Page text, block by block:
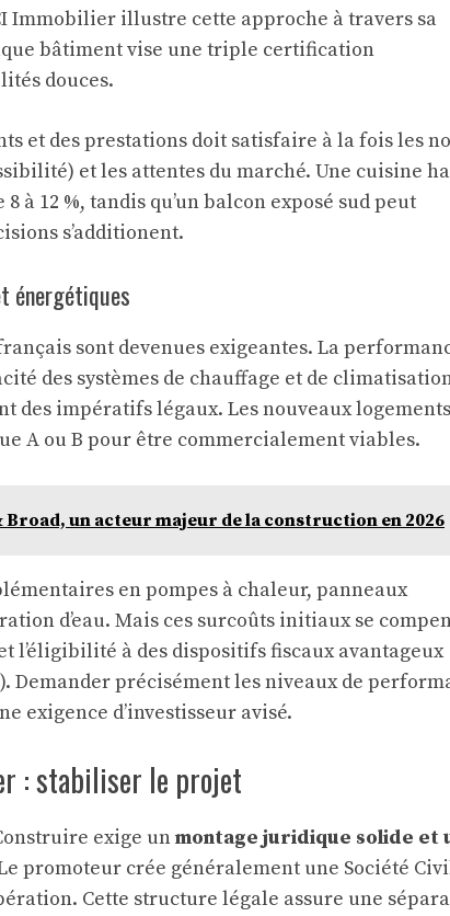
Immobilier illustre cette approche à travers sa
bâtiment vise une triple certification
douces.
et des prestations doit satisfaire à la fois les
et les attentes du marché. Une cuisine
à 12 %, tandis qu’un balcon exposé sud peut
s’additionent.
énergétiques
sont devenues exigeantes. La
des systèmes de chauffage et de
des impératifs légaux. Les nouveaux logements
A ou B pour être commercialement viables.
un acteur majeur de la construction en 2026
en pompes à chaleur, panneaux
d’eau. Mais ces surcoûts initiaux se
à des dispositifs fiscaux avantageux
Demander précisément les niveaux de
exigence d’investisseur avisé.
: stabiliser le projet
exige unmontage juridique solide et
promoteur crée généralement une Société
Cette structure légale assure une